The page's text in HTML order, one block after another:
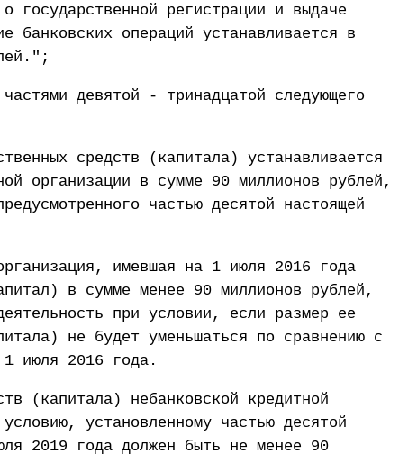
государственной регистрации и выдаче
банковских операций устанавливается в
девятой - тринадцатой следующего
средств (капитала) устанавливается
организации в сумме 90 миллионов рублей,
частью десятой настоящей
имевшая на 1 июля 2016 года
в сумме менее 90 миллионов рублей,
при условии, если размер ее
не будет уменьшаться по сравнению с
июля 2016 года.
(капитала) небанковской кредитной
установленному частью десятой
2019 года должен быть не менее 90